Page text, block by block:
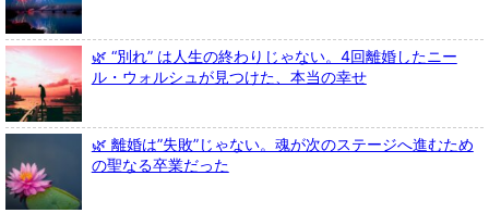
🌿 “別れ” は人生の終わりじゃない。4回離婚したニー
ル・ウォルシュが見つけた、本当の幸せ
🌿 離婚は”失敗”じゃない。魂が次のステージへ進むため
の聖なる卒業だった